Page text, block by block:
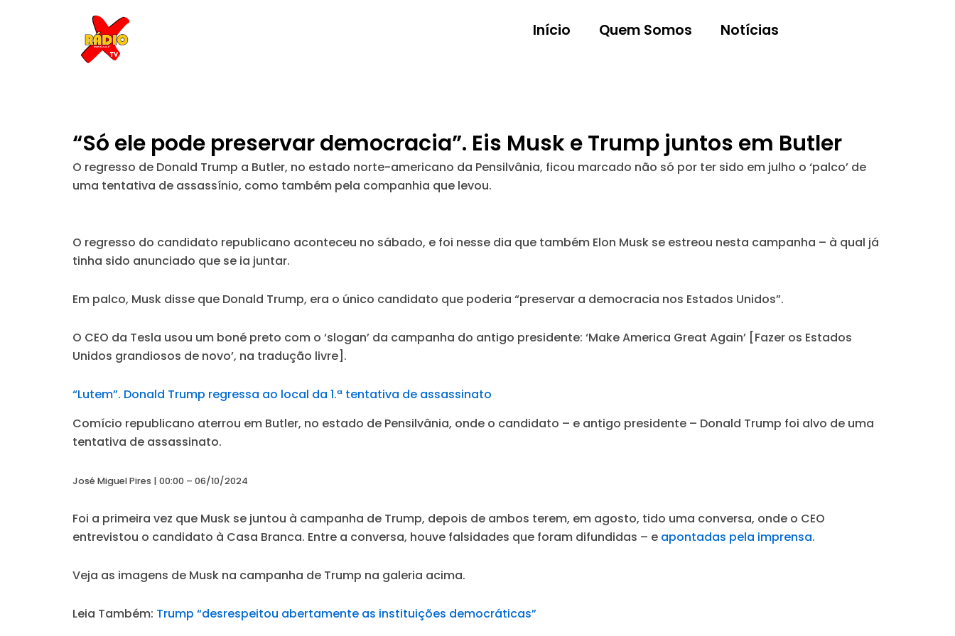
Início Quem Somos Notícias
“Só ele pode preservar democracia”. Eis Musk e Trump juntos em Butler
O regresso de Donald Trump a Butler, no estado norte-americano da Pensilvânia, ficou marcado não só por ter sido em julho o ‘palco’ de
uma tentativa de assassínio, como também pela companhia que levou.
O regresso do candidato republicano aconteceu no sábado, e foi nesse dia que também Elon Musk se estreou nesta campanha – à qual já
tinha sido anunciado que se ia juntar.
Em palco, Musk disse que Donald Trump, era o único candidato que poderia “preservar a democracia nos Estados Unidos”.
O CEO da Tesla usou um boné preto com o ‘slogan’ da campanha do antigo presidente: ‘Make America Great Again’ [Fazer os Estados
Unidos grandiosos de novo’, na tradução livre].
“Lutem”. Donald Trump regressa ao local da 1.ª tentativa de assassinato
Comício republicano aterrou em Butler, no estado de Pensilvânia, onde o candidato – e antigo presidente – Donald Trump foi alvo de uma
tentativa de assassinato.
José Miguel Pires | 00:00 – 06/10/2024
Foi a primeira vez que Musk se juntou à campanha de Trump, depois de ambos terem, em agosto, tido uma conversa, onde o CEO
entrevistou o candidato à Casa Branca. Entre a conversa, houve falsidades que foram difundidas – e apontadas pela imprensa.
Veja as imagens de Musk na campanha de Trump na galeria acima.
Leia Também: Trump “desrespeitou abertamente as instituições democráticas”